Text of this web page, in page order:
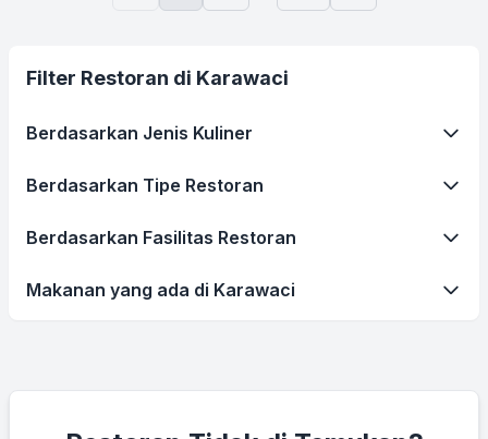
Filter Restoran di Karawaci
Berdasarkan Jenis Kuliner
Berdasarkan Tipe Restoran
Berdasarkan Fasilitas Restoran
Makanan yang ada di Karawaci